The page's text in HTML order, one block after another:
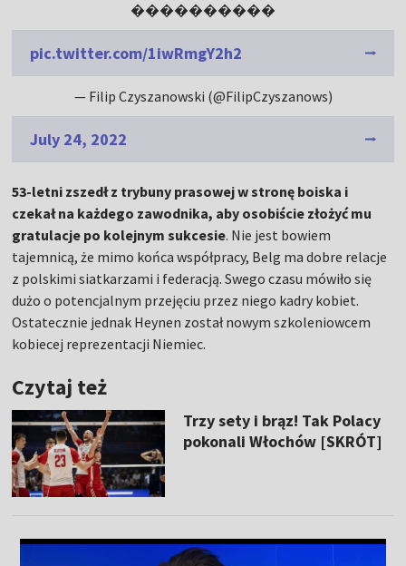
����������
pic.twitter.com/1iwRmgY2h2
— Filip Czyszanowski (@FilipCzyszanows)
July 24, 2022
53-letni zszedł z trybuny prasowej w stronę boiska i
czekał na każdego zawodnika, aby osobiście złożyć mu
gratulacje po kolejnym sukcesie. Nie jest bowiem
tajemnicą, że mimo końca współpracy, Belg ma dobre relacje
z polskimi siatkarzami i federacją. Swego czasu mówiło się
dużo o potencjalnym przejęciu przez niego kadry kobiet.
Ostatecznie jednak Heynen został nowym szkoleniowcem
kobiecej reprezentacji Niemiec.
Czytaj też
Trzy sety i brąz! Tak Polacy
pokonali Włochów [SKRÓT]